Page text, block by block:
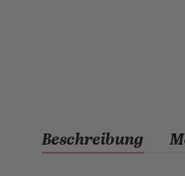
Beschreibung